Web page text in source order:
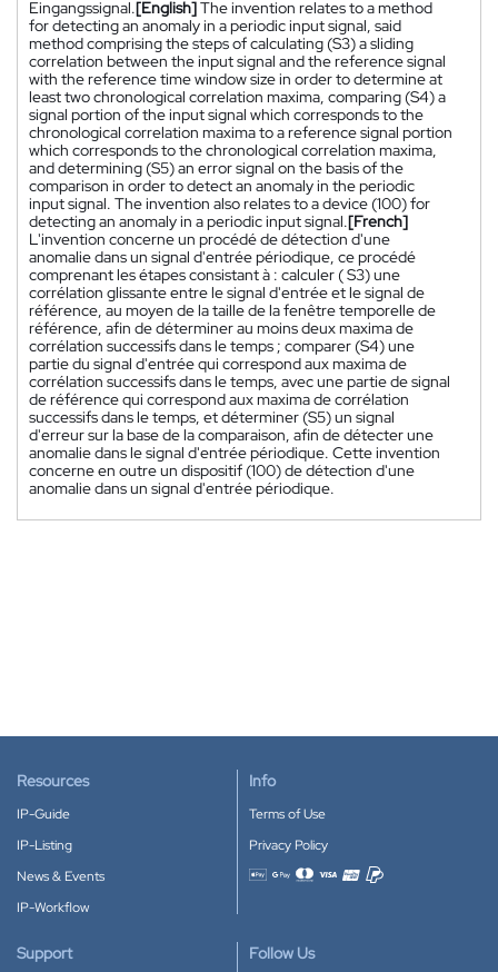
Eingangssignal.[English]The invention relates to a method
for detecting an anomaly in a periodic input signal, said
method comprising the steps of calculating (S3) a sliding
correlation between the input signal and the reference signal
with the reference time window size in order to determine at
least two chronological correlation maxima, comparing (S4) a
signal portion of the input signal which corresponds to the
chronological correlation maxima to a reference signal portion
which corresponds to the chronological correlation maxima,
and determining (S5) an error signal on the basis of the
comparison in order to detect an anomaly in the periodic
input signal. The invention also relates to a device (100) for
detecting an anomaly in a periodic input signal.[French]
L'invention concerne un procédé de détection d'une
anomalie dans un signal d'entrée périodique, ce procédé
comprenant les étapes consistant à : calculer ( S3) une
corrélation glissante entre le signal d'entrée et le signal de
référence, au moyen de la taille de la fenêtre temporelle de
référence, afin de déterminer au moins deux maxima de
corrélation successifs dans le temps ; comparer (S4) une
partie du signal d'entrée qui correspond aux maxima de
corrélation successifs dans le temps, avec une partie de signal
de référence qui correspond aux maxima de corrélation
successifs dans le temps, et déterminer (S5) un signal
d'erreur sur la base de la comparaison, afin de détecter une
anomalie dans le signal d'entrée périodique. Cette invention
concerne en outre un dispositif (100) de détection d'une
anomalie dans un signal d'entrée périodique.
Resources
IP-Guide
IP-Listing
News & Events
IP-Workflow
Info
Terms of Use
Privacy Policy
Accepted payment methods
Support Follow Us